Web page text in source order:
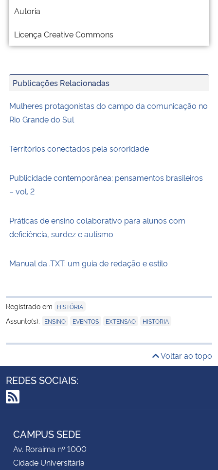
Autoria
Licença Creative Commons
Publicações Relacionadas
Mulheres protagonistas do campo da comunicação no
Rio Grande do Sul
Territórios conectados pela sororidade
Publicidade contemporânea: pensamentos brasileiros
– vol. 2
Práticas de ensino colaborativo para alunos com
deficiência, surdez e autismo
Manual da .TXT: um guia de redação e estilo
Registrado em HISTÓRIA
Assunto(s): ENSINO EVENTOS EXTENSAO HISTORIA
Voltar ao topo
REDES SOCIAIS:
RSS
CAMPUS SEDE
Av. Roraima nº 1000
Cidade Universitária